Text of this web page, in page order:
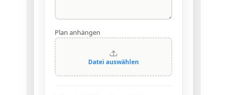
Plan anhängen
Datei auswählen